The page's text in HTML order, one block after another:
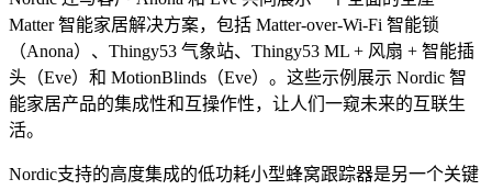
Matter 智能家居解决方案，包括 Matter-over-Wi-Fi 智能锁
（Anona）、Thingy53 气象站、Thingy53 ML + 风扇 + 智能插
头（Eve）和 MotionBlinds（Eve）。这些示例展示 Nordic 智
能家居产品的集成性和互操作性，让人们一窥未来的互联生
活。
Nordic支持的高度集成的低功耗小型蜂窝跟踪器是另一个关键